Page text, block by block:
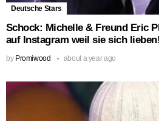
Deutsche Stars
Schock: Michelle & Freund Eric
auf Instagram weil sie sich lieben!
by Promiwood about a year ago